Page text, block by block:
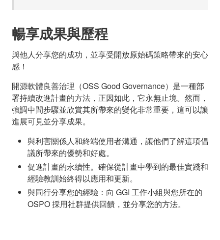
暢享成果與歷程
與他人分享您的成功，並享受開放原始碼策略帶來的安心
感！
開源軟體良善治理（OSS Good Governance）是一種部
署持續改進計畫的方法，正因如此，它永無止境。然而，
強調中間步驟並欣賞其所帶來的變化非常重要，這可以讓
進展可見並分享成果。
與利害關係人和終端使用者溝通，讓他們了解這項倡
議所帶來的優勢和好處。
促進計畫的永續性。確保從計畫中學到的最佳實踐和
經驗教訓始終得以應用和更新。
與同行分享您的經驗：向 GGI 工作小組與您所在的
OSPO 採用社群提供回饋，並分享您的方法。